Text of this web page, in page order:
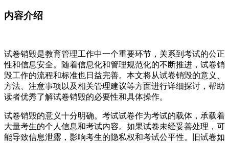
内容介绍
试卷销毁是教育管理工作中一个重要环节，关系到考试的公正
性和信息安全。随着信息化和管理规范化的不断推进，试卷销
毁工作的流程和标准也日益完善。本文将从试卷销毁的意义、
方法、注意事项以及相关管理建议等方面进行详细探讨，帮助
读者优秀了解试卷销毁的必要性和具体操作。
试卷销毁的意义十分明确。考试试卷作为考试的载体，承载着
大量考生的个人信息和考试内容。如果试卷未经妥善处理，可
能导致信息泄露，影响考生的隐私权和考试公平性。旧试卷如